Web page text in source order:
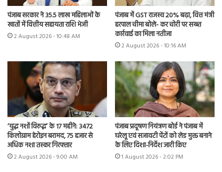
पंजाब सरकार ने 35.5 लाख महिलाओं के
खातों में वित्तीय सहायता राशि भेजी
2 August 2026 - 10:48 AM
पंजाब में GST राजस्व 20% बढ़ा, वित्त मंत्री
हरपाल चीमा बोले- कर चोरी पर सख्त
कार्रवाई का मिला नतीजा
2 August 2026 - 10:16 AM
‘युद्ध नशों विरुद्ध’ के 17 महीने: 3472
किलोग्राम हेरोइन बरामद, 75 हजार से
अधिक नशा तस्कर गिरफ्तार
2 August 2026 - 9:00 AM
पंजाब प्रदूषण नियंत्रण बोर्ड ने पंजाब में
घरेलू एवं सजावटी पेंटों को लेड मुक्त बनाने
के लिए दिशा-निर्देश जारी किए
1 August 2026 - 2:02 PM